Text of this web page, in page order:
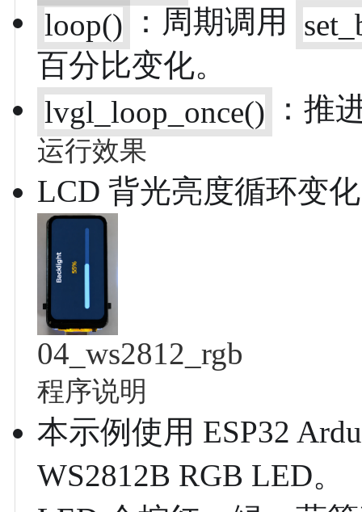
loop()
：周期调用
百分比变化。
lvgl_loop_once()
：推
运行效果
LCD 背光亮度循环变
04_ws2812_rgb
程序说明
本示例使用 ESP32
WS2812B RGB LED。